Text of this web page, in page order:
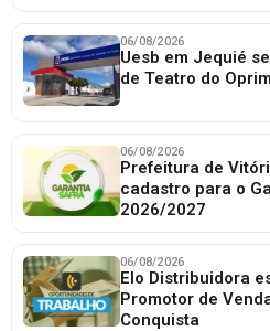
06/08/2026
Uesb em Jequié
de Teatro do
06/08/2026
Prefeitura de
cadastro para o
2026/2027
06/08/2026
Elo Distribuidora
Promotor de
Conquista